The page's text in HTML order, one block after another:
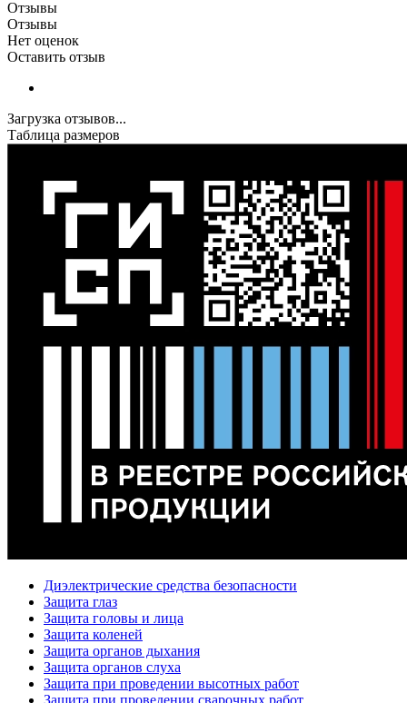
Отзывы
Отзывы
Нет оценок
Оставить отзыв
Загрузка отзывов...
Таблица размеров
Диэлектрические средства безопасности
Защита глаз
Защита головы и лица
Защита коленей
Защита органов дыхания
Защита органов слуха
Защита при проведении высотных работ
Защита при проведении сварочных работ